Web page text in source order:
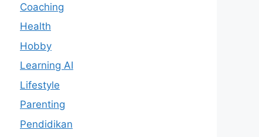
Coaching
Health
Hobby
Learning AI
Lifestyle
Parenting
Pendidikan